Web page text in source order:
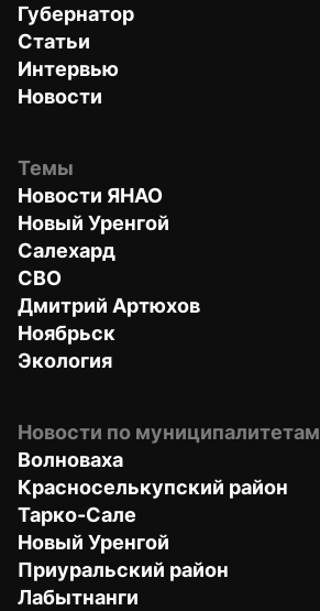
Губернатор
Статьи
Интервью
Новости
Темы
Новости ЯНАО
Новый Уренгой
Салехард
СВО
Дмитрий Артюхов
Ноябрьск
Экология
Новости по муниципалитетам
Волноваха
Красноселькупский район
Тарко-Сале
Новый Уренгой
Приуральский район
Лабытнанги